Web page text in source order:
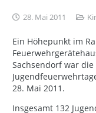
28. Mai 2011
Ein Höhepunkt im
Sachsendorf war
28. Mai 2011.
Insgesamt 132